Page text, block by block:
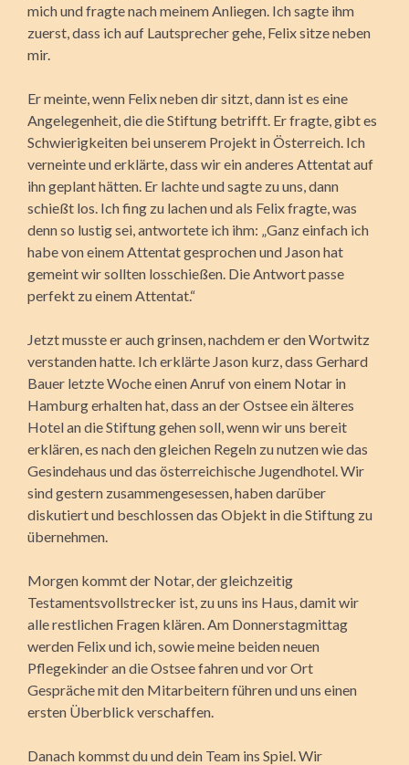
mich und fragte nach meinem Anliegen. Ich sagte ihm
zuerst, dass ich auf Lautsprecher gehe, Felix sitze neben
mir.
Er meinte, wenn Felix neben dir sitzt, dann ist es eine
Angelegenheit, die die Stiftung betrifft. Er fragte, gibt es
Schwierigkeiten bei unserem Projekt in Österreich. Ich
verneinte und erklärte, dass wir ein anderes Attentat auf
ihn geplant hätten. Er lachte und sagte zu uns, dann
schießt los. Ich fing zu lachen und als Felix fragte, was
denn so lustig sei, antwortete ich ihm: „Ganz einfach ich
habe von einem Attentat gesprochen und Jason hat
gemeint wir sollten losschießen. Die Antwort passe
perfekt zu einem Attentat.“
Jetzt musste er auch grinsen, nachdem er den Wortwitz
verstanden hatte. Ich erklärte Jason kurz, dass Gerhard
Bauer letzte Woche einen Anruf von einem Notar in
Hamburg erhalten hat, dass an der Ostsee ein älteres
Hotel an die Stiftung gehen soll, wenn wir uns bereit
erklären, es nach den gleichen Regeln zu nutzen wie das
Gesindehaus und das österreichische Jugendhotel. Wir
sind gestern zusammengesessen, haben darüber
diskutiert und beschlossen das Objekt in die Stiftung zu
übernehmen.
Morgen kommt der Notar, der gleichzeitig
Testamentsvollstrecker ist, zu uns ins Haus, damit wir
alle restlichen Fragen klären. Am Donnerstagmittag
werden Felix und ich, sowie meine beiden neuen
Pflegekinder an die Ostsee fahren und vor Ort
Gespräche mit den Mitarbeitern führen und uns einen
ersten Überblick verschaffen.
Danach kommst du und dein Team ins Spiel. Wir